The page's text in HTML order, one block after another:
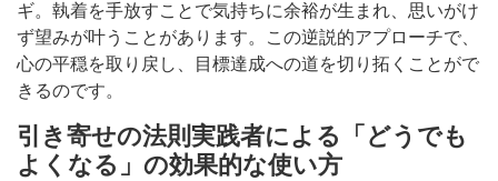
ギ。執着を手放すことで気持ちに余裕が生まれ、思いがけ
ず望みが叶うことがあります。この逆説的アプローチで、
心の平穏を取り戻し、目標達成への道を切り拓くことがで
きるのです。
引き寄せの法則実践者による「どうでも
よくなる」の効果的な使い方